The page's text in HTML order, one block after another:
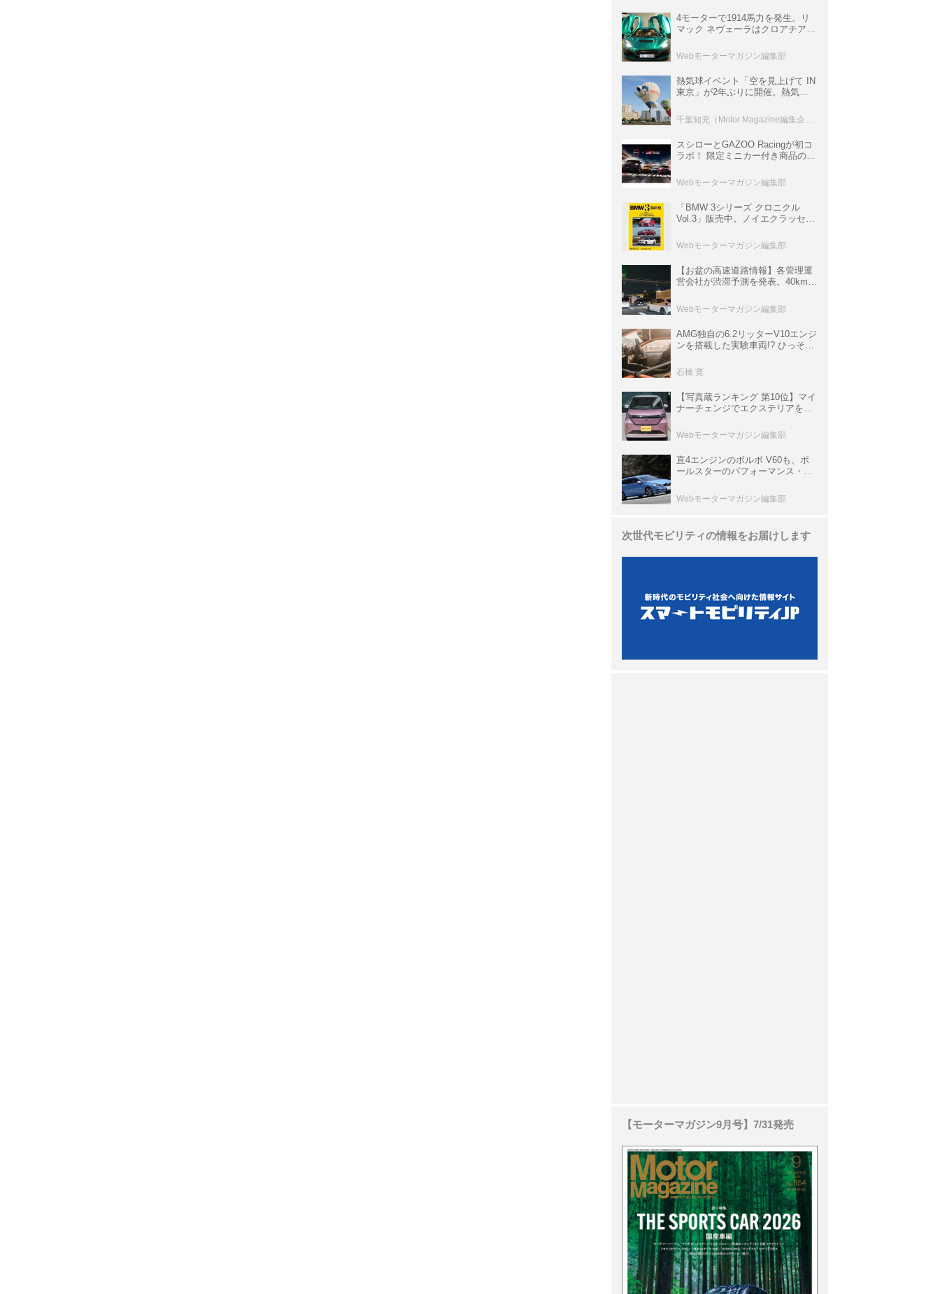
4モーターで1914馬力を発生。リ
マック ネヴェーラはクロアチア発
ロニクル・完全版／115】
Webモーターマガジン編集部
熱気球イベント「空を見上げて IN
東京」が2年ぶりに開催。熱気球
室などのコンテンツも
スシローとGAZOO Racingが初コ
ラボ！ 限定ミニカー付き商品の
ト体験があたる抽選企画などを展
開
Webモーターマガジン編集部
「BMW 3シリーズ クロニクル
Vol.3」販売中。ノイエクラッセか
ムック
Webモーターマガジン編集部
【お盆の高速道路情報】各管理運
営会社が渋滞予測を発表。40km以
数ある
Webモーターマガジン編集部
AMG独自の6.2リッターV10エンジ
ンを搭載した実験車両!? ひっそり
P900 プロトタイプ」とは
石橋 寛
【写真蔵ランキング 第10位】マイ
ナーチェンジでエクステリアを刷
クラ」
Webモーターマガジン編集部
直4エンジンのボルボ V60も、ポ
ールスターのパフォーマンス・パ
と昔の新車】
Webモーターマガジン編集部
次世代モビリティの情報をお届けします
【モーターマガジン9月号】7/31発売